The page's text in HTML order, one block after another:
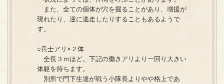
また、全ての個体が穴を掘ることがあり、増援が
現れたり、逆に逃走したりすることもあるようで
す。
○兵士アリ×２体
全長３ｍほど。下記の働きアリより一回り大きい
体躯を持ちます。
別所で門下生達が戦う小隊長よりやや格上であ